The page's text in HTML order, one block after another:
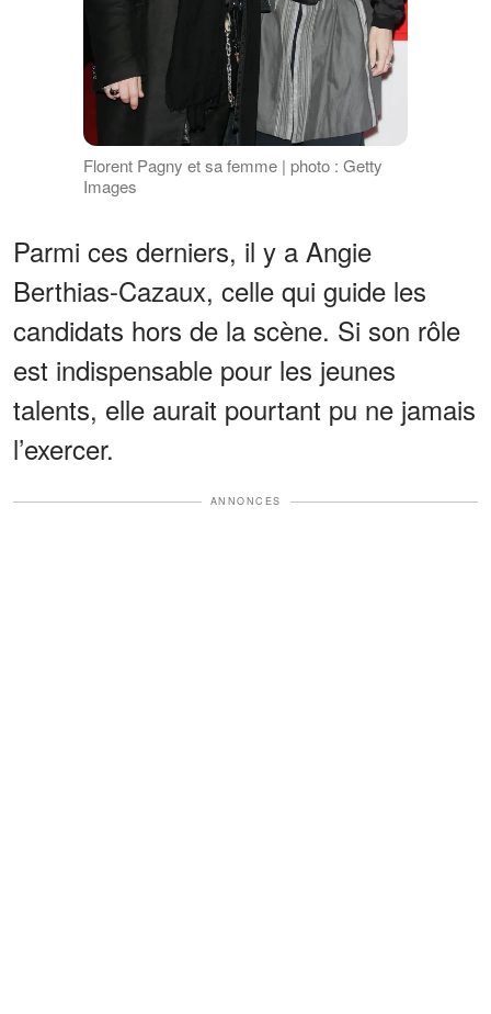
Florent Pagny et sa femme | photo : Getty
Images
Parmi ces derniers, il y a Angie
Berthias-Cazaux, celle qui guide les
candidats hors de la scène. Si son rôle
est indispensable pour les jeunes
talents, elle aurait pourtant pu ne jamais
l’exercer.
ANNONCES